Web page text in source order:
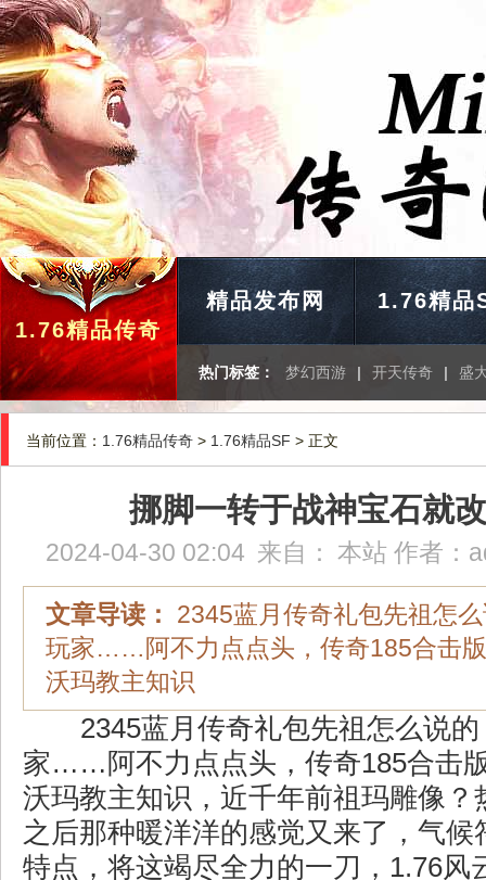
1.76精品传奇
精品发布网 1.76精品
热门标签： 梦幻西游 | 开天传奇 | 盛
当前位置： 1.76精品传奇 > 1.76精品SF > 正文
挪脚一转于战神宝石就
2024-04-30 02:04 来自： 本站 作者：
文章导读：
2345蓝月传奇礼包先祖怎
玩家……阿不力点点头，传奇185合击
沃玛教主知识
2345蓝月传奇礼包先祖怎么说
家……阿不力点点头，传奇185合击
沃玛教主知识，近千年前祖玛雕像？
之后那种暖洋洋的感觉又来了，气候
特点，将这竭尽全力的一刀，1.76风